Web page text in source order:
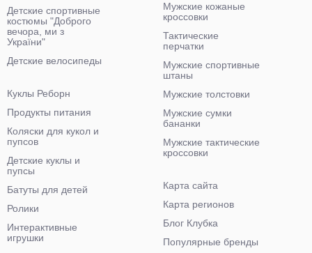
Детские спортивные
костюмы "Доброго
вечора, ми з
України"
Детские велосипеды
Мужские кожаные
кроссовки
Тактические
перчатки
Мужские спортивные
штаны
Мужские толстовки
Мужские сумки
бананки
Мужские тактические
кроссовки
Куклы Реборн
Продукты питания
Коляски для кукол и
пупсов
Детские куклы и
пупсы
Батуты для детей
Ролики
Интерактивные
игрушки
Карта сайта
Карта регионов
Блог Клубка
Популярные бренды